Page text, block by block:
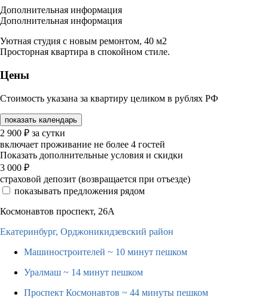
Дополнительная информация
Дополнительная информация
Уютная студия с новым ремонтом, 40 м2
Просторная квартира в спокойном стиле.
Цены
Стоимость указана за квартиру целиком в рублях РФ
показать календарь
2 900 ₽ за сутки
включает проживание не более 4 гостей
Показать дополнительные условия и скидки
3 000 ₽
страховой депозит (возвращается при отъезде)
показывать предложения рядом
Космонавтов проспект, 26А
Екатеринбург, Орджоникидзевский район
Машиностроителей ~ 10 минут пешком
Уралмаш ~ 14 минут пешком
Проспект Космонавтов ~ 44 минуты пешком